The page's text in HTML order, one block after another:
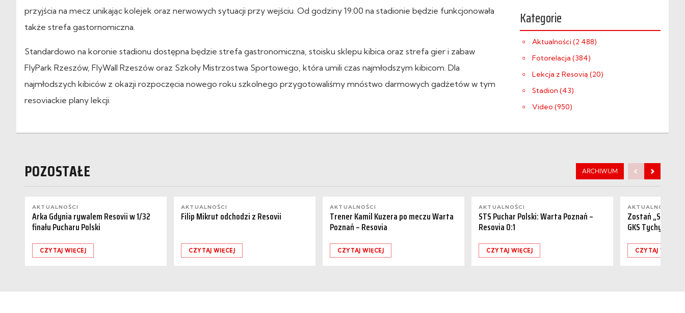
przyjścia na mecz unikając kolejek oraz nerwowych sytuacji przy wejściu. Od godziny 19:00 na stadionie będzie funkcjonowała
także strefa gastornomiczna.
Standardowo na koronie stadionu dostępna będzie strefa gastronomiczna, stoisku sklepu kibica oraz strefa gier i zabaw
FlyPark Rzeszów, FlyWall Rzeszów oraz Szkoły Mistrzostwa Sportowego, która umili czas najmłodszym kibicom. Dla
najmłodszych kibiców z okazji rozpoczęcia nowego roku szkolnego przygotowaliśmy mnóstwo darmowych gadżetów w tym
resoviackie plany lekcji.
Kategorie
Aktualności (2 488)
Fotorelacja (384)
Lekcja z Resovią (20)
Stadion (43)
Video (950)
POZOSTAŁE ARCHIWUM
AKTUALNOŚCI
Arka Gdynia rywalem Resovii w 1/32
finału Pucharu Polski
CZYTAJ WIĘCEJ
AKTUALNOŚCI
Filip Mikrut odchodzi z Resovii
CZYTAJ WIĘCEJ
AKTUALNOŚCI
Trener Kamil Kuzera po meczu Warta
Poznań – Resovia
CZYTAJ WIĘCEJ
AKTUALNOŚCI
STS Puchar Polski: Warta Poznań –
Resovia 0:1
CZYTAJ WIĘCEJ
AKTUALNOŚCI
Zostań
GKS Tychy
CZYTAJ WIĘCEJ